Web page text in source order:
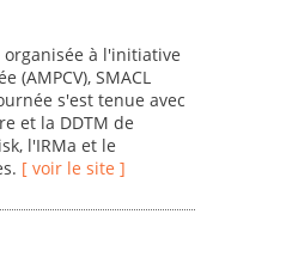
à l'initiative
SMACL
s'est tenue avec
et la DDTM de
l'IRMa et le
[ voir le site ]